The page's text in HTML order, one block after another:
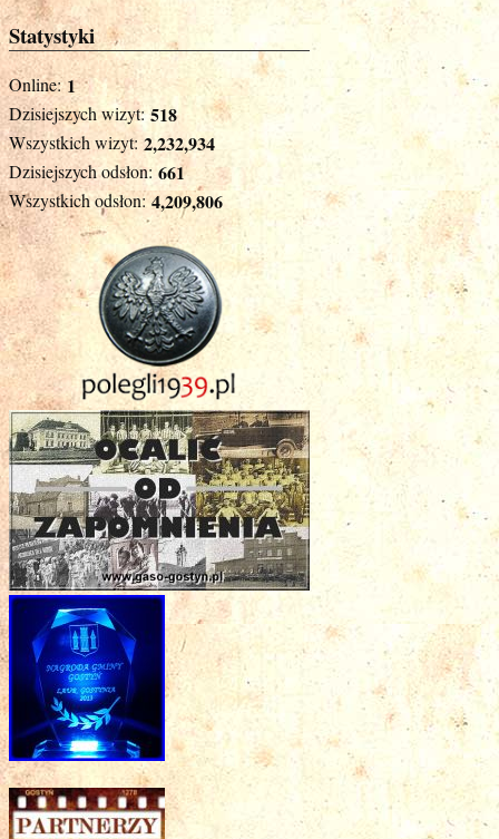
Statystyki
Online: 1
Dzisiejszych wizyt: 518
Wszystkich wizyt: 2,232,934
Dzisiejszych odsłon: 661
Wszystkich odsłon: 4,209,806